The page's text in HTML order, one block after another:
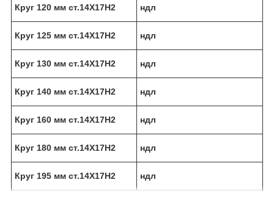
Круг 120 мм ст.14Х17Н2 ндл
Круг 125 мм ст.14Х17Н2 ндл
Круг 130 мм ст.14Х17Н2 ндл
Круг 140 мм ст.14Х17Н2 ндл
Круг 160 мм ст.14Х17Н2 ндл
Круг 180 мм ст.14Х17Н2 ндл
Круг 195 мм ст.14Х17Н2 ндл